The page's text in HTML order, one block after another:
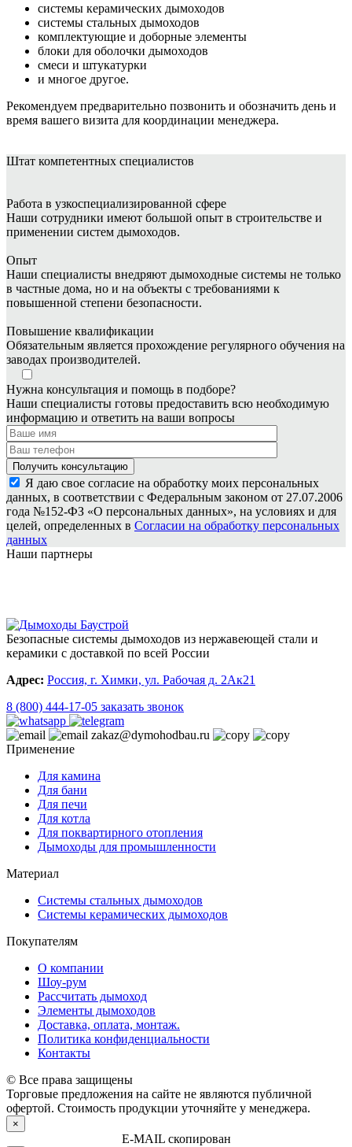
системы керамических дымоходов
системы стальных дымоходов
комплектующие и доборные элементы
блоки для оболочки дымоходов
смеси и штукатурки
и многое другое.
Рекомендуем предварительно позвонить и обозначить день и
время вашего визита для координации менеджера.
Штат компетентных специалистов
Работа в узкоспециализированной сфере
Наши сотрудники имеют большой опыт в строительстве и
применении систем дымоходов.
Опыт
Наши специалисты внедряют дымоходные системы не только
в частные дома, но и на объекты с требованиями к
повышенной степени безопасности.
Повышение квалификации
Обязательным является прохождение регулярного обучения на
заводах производителей.
Нужна консультация и помощь в подборе?
Наши специалисты готовы предоставить всю необходимую
информацию и ответить на ваши вопросы
Я даю свое согласие на обработку моих персональных
данных, в соответствии с Федеральным законом от 27.07.2006
года №152-ФЗ «О персональных данных», на условиях и для
целей, определенных в Согласии на обработку персональных
данных
Наши партнеры
Безопасные системы дымоходов из нержавеющей стали и
керамики с доставкой по всей России
Адрес: Россия, г. Химки, ул. Рабочая д. 2Ак21
8 (800) 444-17-05 заказать звонок
zakaz@dymohodbau.ru
Применение
Для камина
Для бани
Для печи
Для котла
Для поквартирного отопления
Дымоходы для промышленности
Материал
Системы стальных дымоходов
Системы керамических дымоходов
Покупателям
О компании
Шоу-рум
Рассчитать дымоход
Элементы дымоходов
Доставка, оплата, монтаж.
Политика конфиденциальности
Контакты
© Все права защищены
Торговые предложения на сайте не являются публичной
офертой. Стоимость продукции уточняйте у менеджера.
×
E-MAIL скопирован